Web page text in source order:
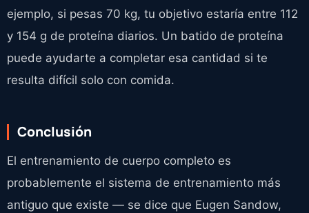
ejemplo, si pesas 70 kg, tu objetivo estaría entre 112
y 154 g de proteína diarios. Un batido de proteína
puede ayudarte a completar esa cantidad si te
resulta difícil solo con comida.
Conclusión
El entrenamiento de cuerpo completo es
probablemente el sistema de entrenamiento más
antiguo que existe — se dice que Eugen Sandow,